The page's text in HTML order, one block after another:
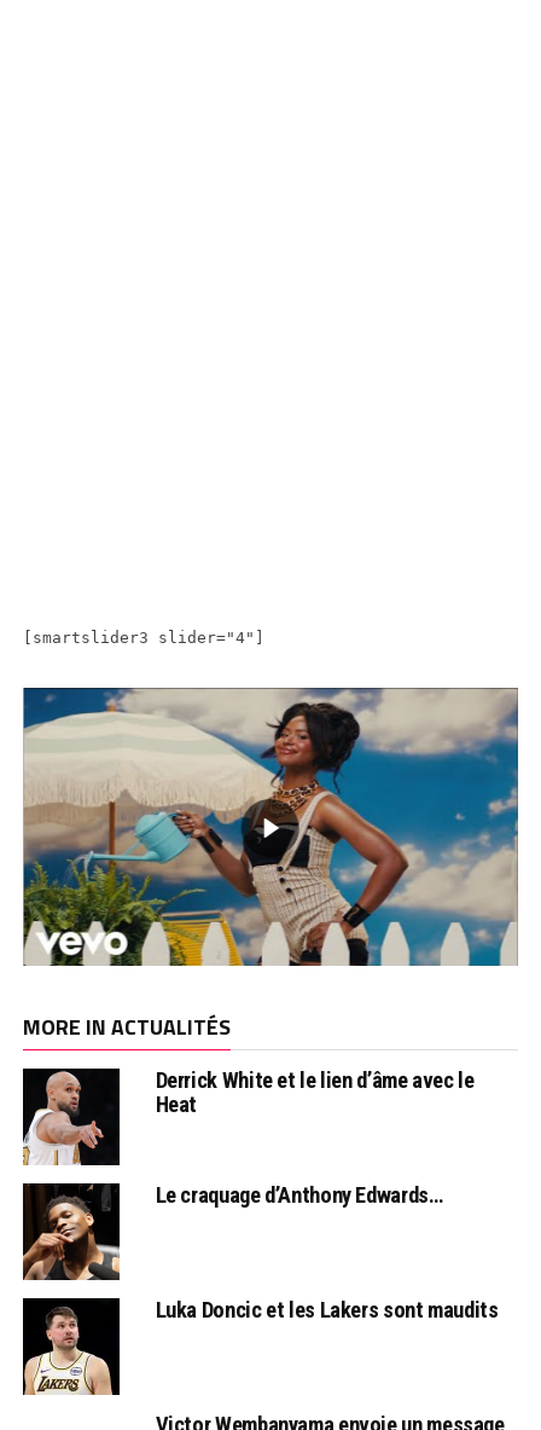
[smartslider3 slider="4"]
MORE IN ACTUALITÉS
Derrick White et le lien d’âme avec le
Heat
Le craquage d’Anthony Edwards…
Luka Doncic et les Lakers sont maudits
Victor Wembanyama envoie un message